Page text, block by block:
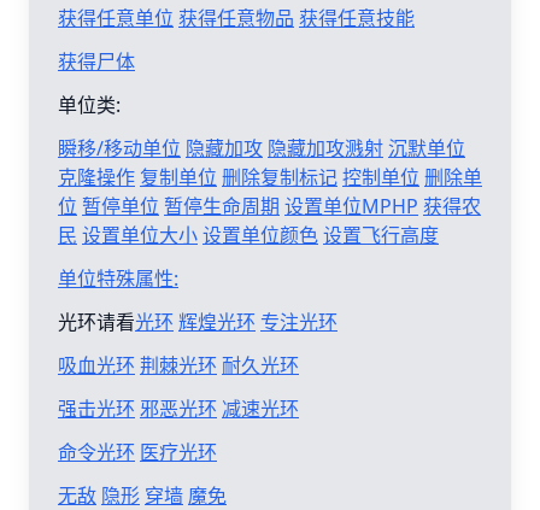
获得任意单位 获得任意物品 获得任意技能
获得尸体
单位类:
瞬移/移动单位 隐藏加攻 隐藏加攻溅射沉默单位
克隆操作 复制单位 删除复制标记控制单位 删除单
位 暂停单位 暂停生命周期 设置单位MPHP 获得农
民 设置单位大小设置单位颜色设置飞行高度
单位特殊属性:
光环请看光环 辉煌光环 专注光环
吸血光环 荆棘光环 耐久光环
强击光环 邪恶光环 减速光环
命令光环 医疗光环
无敌 隐形 穿墙 魔免